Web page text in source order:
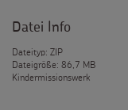
Datei Info
Dateityp: ZIP
Dateigröße: 86,7 MB
Kindermissionswerk